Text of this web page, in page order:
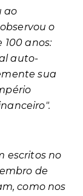
ao
o
anos:
auto-
sua
escritos no
de
como nos